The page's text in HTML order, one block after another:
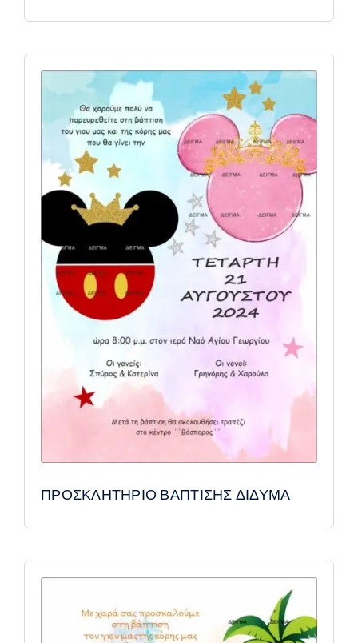
ΠΡΟΣΚΛΗΤΗΡΙΟ ΒΑΠΤΙΣΗΣ ΔΙΔΥΜΑ